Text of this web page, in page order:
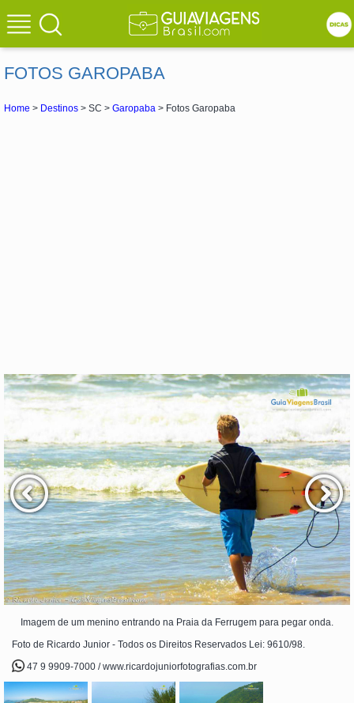
FOTOS GAROPABA
Home > Destinos > SC > Garopaba > Fotos Garopaba
Imagem de um menino entrando na Praia da Ferrugem para pegar onda.
Foto de Ricardo Junior - Todos os Direitos Reservados Lei: 9610/98.
47 9 9909-7000 / www.ricardojuniorfotografias.com.br